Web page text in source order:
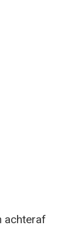
achteraf